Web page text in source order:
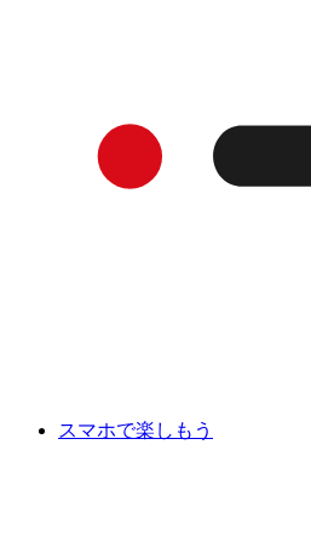
スマホで楽しもう